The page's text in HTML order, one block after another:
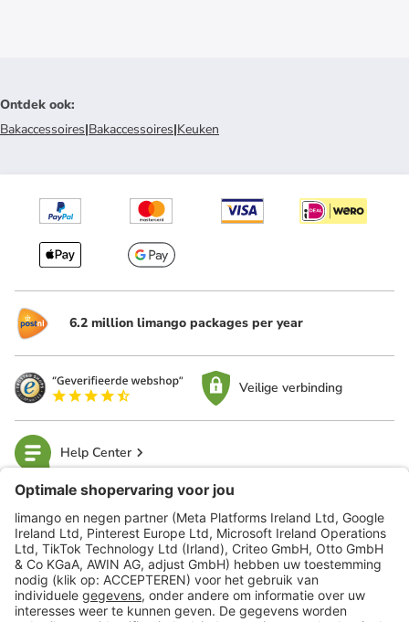
Ontdek ook:
Bakaccessoires|Bakaccessoires|Keuken
6.2 million limango packages per year
Veilige verbinding
Help Center
limango
Veilig winkelen
Klantenservice